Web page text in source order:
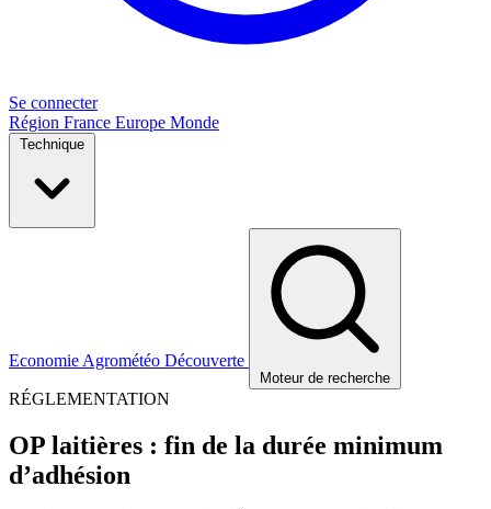
Se connecter
Région France Europe Monde
Technique
Economie Agrométéo Découverte
Moteur de recherche
RÉGLEMENTATION
OP laitières : fin de la durée minimum
d’adhésion